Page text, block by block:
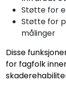
Støtte for
Støtte for
målinger
Disse
for fagfolk